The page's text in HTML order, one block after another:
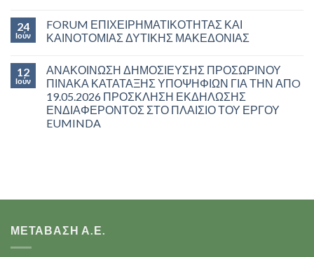
24
Ιούν
FORUM ΕΠΙΧΕΙΡΗΜΑΤΙΚΟΤΗΤΑΣ ΚΑΙ
ΚΑΙΝΟΤΟΜΙΑΣ ΔΥΤΙΚΗΣ ΜΑΚΕΔΟΝΙΑΣ
12
Ιούν
ΑΝΑΚΟΙΝΩΣΗ ΔΗΜΟΣΙΕΥΣΗΣ ΠΡΟΣΩΡΙΝΟΥ
ΠΙΝΑΚΑ ΚΑΤΑΤΑΞΗΣ ΥΠΟΨΗΦΙΩΝ ΓΙΑ ΤΗΝ ΑΠO
19.05.2026 ΠΡΟΣΚΛΗΣΗ ΕΚΔΗΛΩΣΗΣ
ΕΝΔΙΑΦΕΡΟΝΤΟΣ ΣΤΟ ΠΛΑΙΣΙΟ ΤΟΥ ΕΡΓΟΥ
EUMINDA
ΜΕΤΑΒΑΣΗ Α.Ε.